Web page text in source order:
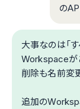
の
大事なのは「
Workspaceが
削除も名前変
追加の